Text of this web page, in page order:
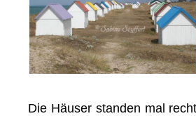
Die Häuser standen mal